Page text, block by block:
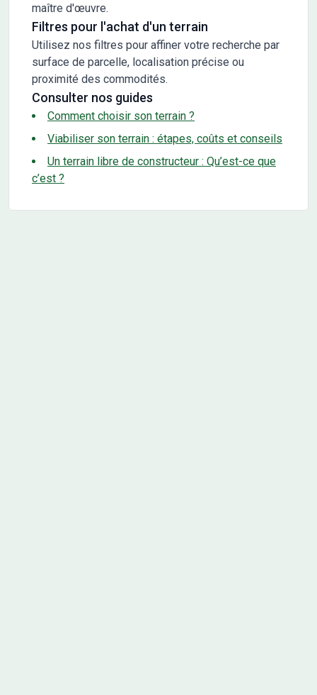
maître d'œuvre.
Filtres pour l'achat d'un terrain
Utilisez nos filtres pour affiner votre recherche par
surface de parcelle, localisation précise ou
proximité des commodités.
Consulter nos guides
Comment choisir son terrain ?
Viabiliser son terrain : étapes, coûts et conseils
Un terrain libre de constructeur : Qu’est-ce que
c’est ?